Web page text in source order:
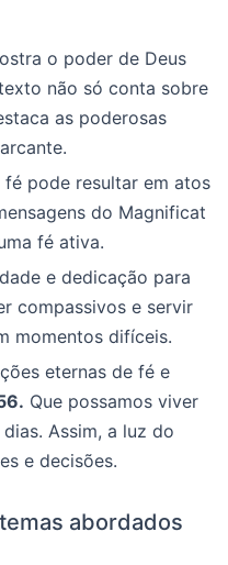
o poder de Deus
não só conta sobre
as poderosas
pode resultar em atos
do Magnificat
fé ativa.
e dedicação para
compassivos e servir
momentos difíceis.
eternas de fé e
Que possamos viver
Assim, a luz do
e decisões.
abordados